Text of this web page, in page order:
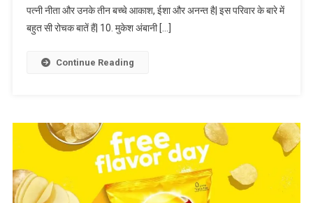
पत्नी नीता और उनके तीन बच्चे आकाश, ईशा और अनन्त है| इस परिवार के बारे में
बहुत सी रोचक बातें हैं| 10. मुकेश अंबानी […]
Continue Reading